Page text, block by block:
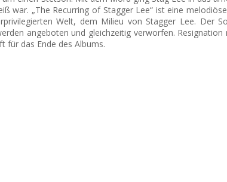
war. „The Recurring of Stagger Lee“ ist eine
Welt, dem Milieu von Stagger Lee. Der
angeboten und gleichzeitig verworfen.
für das Ende des Albums.